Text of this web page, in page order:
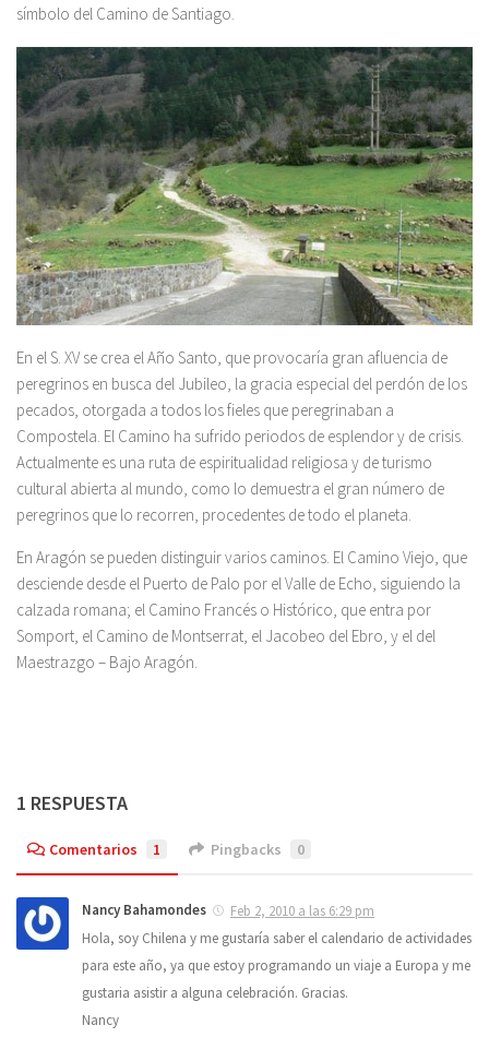
símbolo del Camino de Santiago.
En el S. XV se crea el Año Santo, que provocaría gran afluencia de
peregrinos en busca del Jubileo, la gracia especial del perdón de los
pecados, otorgada a todos los fieles que peregrinaban a
Compostela. El Camino ha sufrido periodos de esplendor y de crisis.
Actualmente es una ruta de espiritualidad religiosa y de turismo
cultural abierta al mundo, como lo demuestra el gran número de
peregrinos que lo recorren, procedentes de todo el planeta.
En Aragón se pueden distinguir varios caminos. El Camino Viejo, que
desciende desde el Puerto de Palo por el Valle de Echo, siguiendo la
calzada romana; el Camino Francés o Histórico, que entra por
Somport, el Camino de Montserrat, el Jacobeo del Ebro, y el del
Maestrazgo – Bajo Aragón.
1 RESPUESTA
Comentarios 1 Pingbacks 0
Nancy Bahamondes
Feb 2, 2010 a las 6:29 pm
Hola, soy Chilena y me gustaría saber el calendario de actividades
para este año, ya que estoy programando un viaje a Europa y me
gustaria asistir a alguna celebración. Gracias.
Nancy